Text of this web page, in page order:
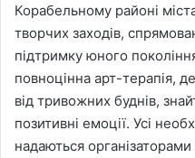
Корабельному районі
творчих заходів,
підтримку юного
повноцінна арт-терапія,
від тривожних буднів,
позитивні емоції. Усі
надаються